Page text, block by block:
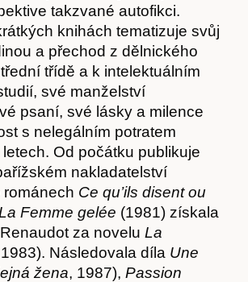
takzvané autofikci.
knihách tematizuje svůj
a přechod z dělnického
třídě a k intelektuálním
své manželství
psaní, své lásky a milence
s nelegálním potratem
Od počátku publikuje
nakladatelství
románech Ce qu’ils disent ou
Femme gelée (1981) získala
za novelu La
Následovala díla Une
žena, 1987), Passion